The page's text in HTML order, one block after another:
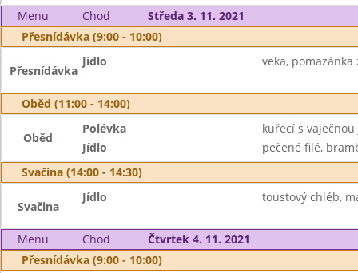
Menu Chod
Středa 3. 11. 2021
Přesnídávka (9:00 - 10:00)
Přesnídávka
Jídlo veka,
Oběd (11:00 - 14:00)
Oběd
Polévka
kuřecí s
Jídlo
pečené filé,
Svačina (14:00 - 14:30)
Svačina
Jídlo toustový chléb,
Menu Chod
Čtvrtek 4. 11. 2021
Přesnídávka (9:00 - 10:00)